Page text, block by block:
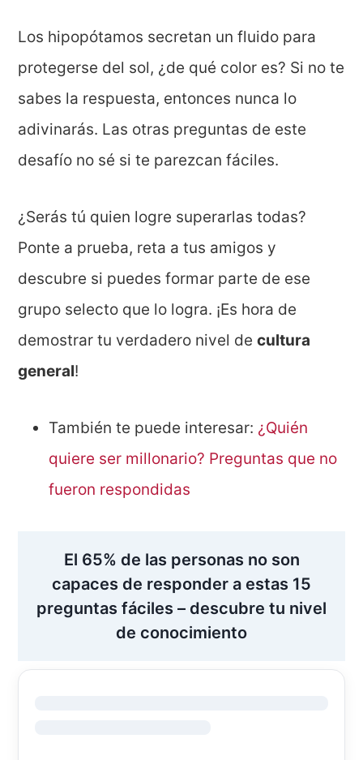
Los hipopótamos secretan un fluido para
protegerse del sol, ¿de qué color es? Si no te
sabes la respuesta, entonces nunca lo
adivinarás. Las otras preguntas de este
desafío no sé si te parezcan fáciles.
¿Serás tú quien logre superarlas todas?
Ponte a prueba, reta a tus amigos y
descubre si puedes formar parte de ese
grupo selecto que lo logra. ¡Es hora de
demostrar tu verdadero nivel decultura
general!
También te puede interesar: ¿Quién
quiere ser millonario? Preguntas que no
fueron respondidas
El 65% de las personas no son
capaces de responder a estas 15
preguntas fáciles – descubre tu nivel
de conocimiento